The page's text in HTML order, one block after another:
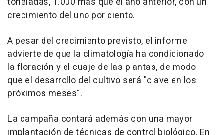
crecimiento del uno por ciento.
A pesar del crecimiento previsto, el informe
advierte de que la climatología ha condicionado
la floración y el cuaje de las plantas, de modo
que el desarrollo del cultivo será "clave en los
próximos meses".
La campaña contará además con una mayor
implantación de técnicas de control biológico. En